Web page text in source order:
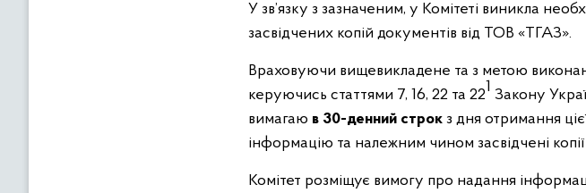
У зв’язку з зазначеним, у Комітеті виникла
засвідчених копій документів від ТОВ «ТГАЗ».
Враховуючи вищевикладене та з метою
керуючись статтями 7, 16, 22 та 221 Закону
вимагаю в 30-денний строк з дня отримання
інформацію та належним чином засвідчені
Комітет розміщує вимогу про надання